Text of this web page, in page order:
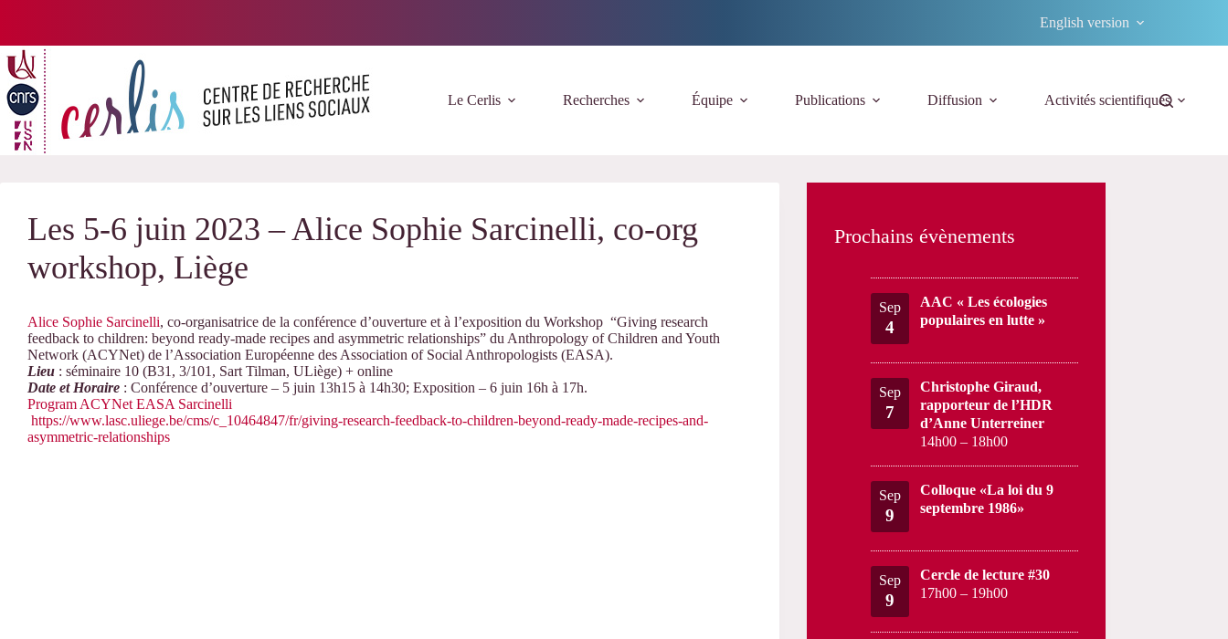
English version
Le Cerlis Recherches Équipe Publications Diffusion Activités scientifiques
Les 5-6 juin 2023 – Alice Sophie Sarcinelli, co-org
workshop, Liège
Alice Sophie Sarcinelli, co-organisatrice de la conférence d’ouverture et à l’exposition du Workshop “Giving research
feedback to children: beyond ready-made recipes and asymmetric relationships” du Anthropology of Children and Youth
Network (ACYNet) de l’Association Européenne des Association of Social Anthropologists (EASA).
Lieu : séminaire 10 (B31, 3/101, Sart Tilman, ULiège) + online
Date et Horaire : Conférence d’ouverture – 5 juin 13h15 à 14h30; Exposition – 6 juin 16h à 17h.
Program ACYNet EASA Sarcinelli
https://www.lasc.uliege.be/cms/c_10464847/fr/giving-research-feedback-to-children-beyond-ready-made-recipes-and-
asymmetric-relationships
Prochains évènements
Sep
4
AAC « Les écologies
populaires en lutte »
Sep
7
Christophe Giraud,
rapporteur de l’HDR
d’Anne Unterreiner
14h00 – 18h00
Sep
9
Colloque «La loi du 9
septembre 1986»
Sep
9
Cercle de lecture #30
17h00 – 19h00